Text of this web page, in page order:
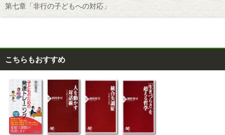
第七章「非行の子どもへの対応」
こちらもおすすめ